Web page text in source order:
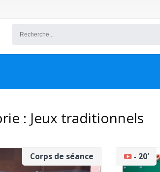
: Jeux traditionnels
Corps de séance 20'
- 20'